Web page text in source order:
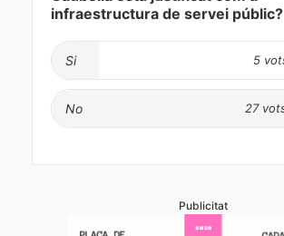
infraestructura de servei públic?
Si
No
Publicitat